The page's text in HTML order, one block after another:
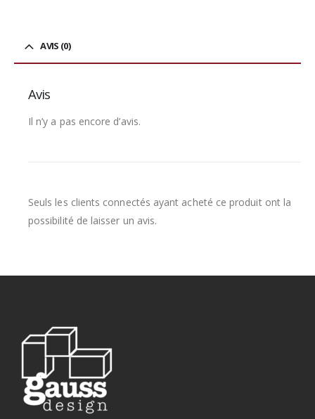
AVIS (0)
Avis
Il n’y a pas encore d’avis.
Seuls les clients connectés ayant acheté ce produit ont la
possibilité de laisser un avis.